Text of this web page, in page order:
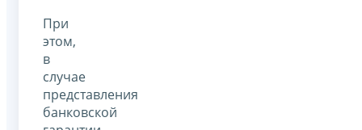
При
этом,
в
случае
представления
банковской